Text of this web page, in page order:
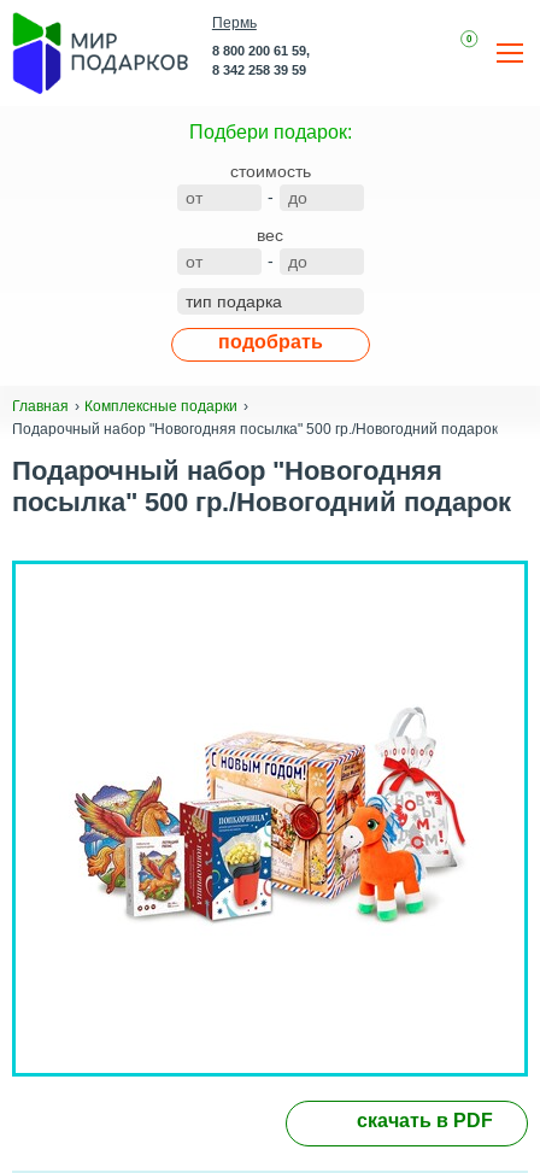
0
Пермь
8 800 200 61 59,
8 342 258 39 59
Подбери подарок:
стоимость
-
вес
-
подобрать
Главная
Комплексные подарки
Подарочный набор "Новогодняя посылка" 500 гр./Новогодний подарок
Подарочный набор "Новогодняя
посылка" 500 гр./Новогодний подарок
скачать в PDF